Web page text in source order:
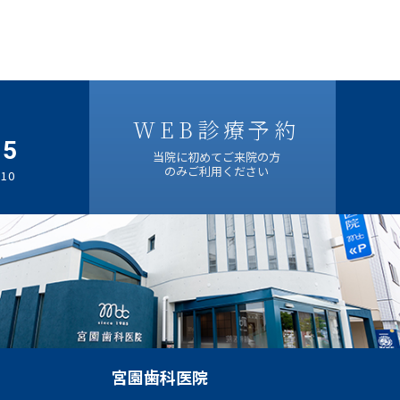
WEB診療予約
当院に初めてご来院の方
のみご利用ください
宮園歯科医院